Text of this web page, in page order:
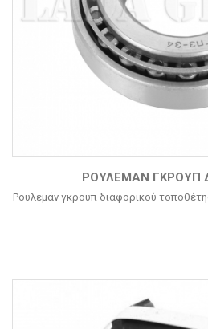
ΡΟΥΛΕΜΆΝ ΓΚΡΟΥΠ
Ρουλεμάν γκρουπ διαφορικού